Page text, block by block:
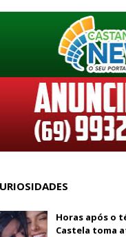
Horas após o
Castela toma